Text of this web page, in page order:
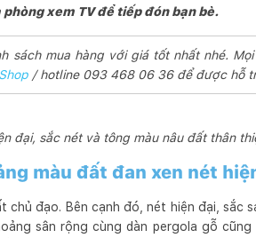
xem TV để tiếp đón bạn bè.
sách mua hàng với giá tốt nhất nhé.
/ hotline 093 468 06 36 để được hỗ
đại, sắc nét và tông màu nâu đất thân
màu đất đan xen nét
đạo. Bên cạnh đó, nét hiện đại, sắc
sân rộng cùng dàn pergola gỗ cũng